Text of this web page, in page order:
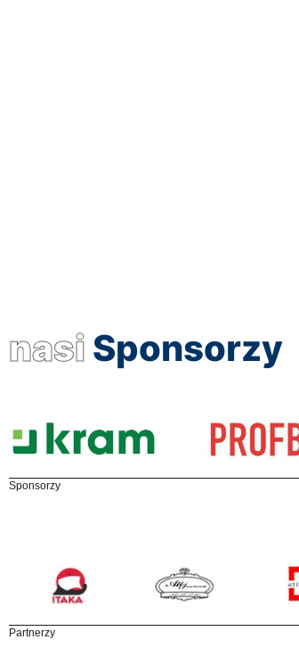
nasi Sponsorzy
Sponsorzy
Partnerzy